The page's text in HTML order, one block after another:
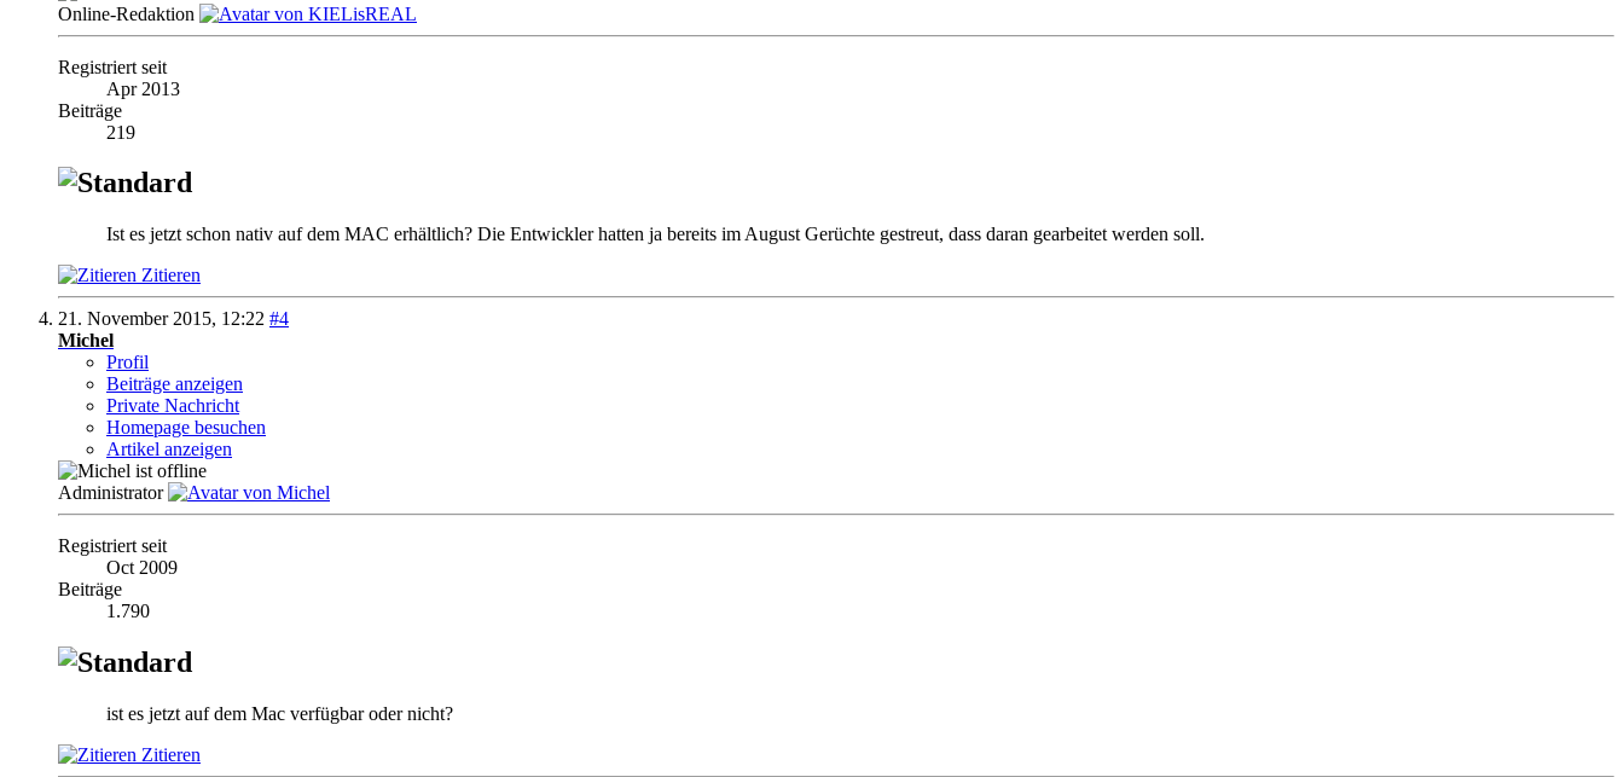
Online-Redaktion
Registriert seit
Apr 2013
Beiträge
219
Ist es jetzt schon nativ auf dem MAC erhältlich? Die Entwickler hatten ja bereits im August Gerüchte gestreut, dass daran gearbeitet werden soll.
Zitieren
21. November 2015, 12:22 #4
Michel
Profil
Beiträge anzeigen
Private Nachricht
Homepage besuchen
Artikel anzeigen
Administrator
Registriert seit
Oct 2009
Beiträge
1.790
ist es jetzt auf dem Mac verfügbar oder nicht?
Zitieren